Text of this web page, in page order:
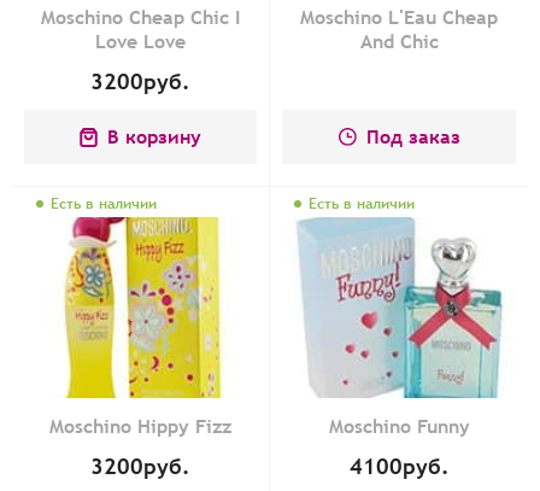
Moschino Cheap Chic I
Love Love
3200руб.
В корзину
Moschino L'Eau Cheap
And Chic
Под заказ
Есть в наличии
Moschino Hippy Fizz
3200руб.
Есть в наличии
Moschino Funny
4100руб.